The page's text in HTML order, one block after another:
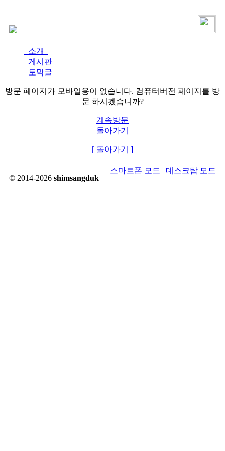
소개
게시판
토막글
방문 페이지가 모바일용이 없습니다. 컴퓨터버전 페이지를 방
문 하시겠습니까?
계속방문
돌아가기
[ 돌아가기 ]
© 2014-2026 shimsangduk
스마트폰 모드 | 데스크탑 모드